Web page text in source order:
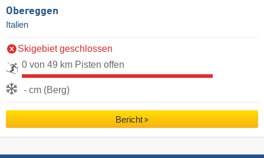
Obereggen
Italien
Skigebiet geschlossen
0 von 49 km Pisten offen
- cm (Berg)
Bericht